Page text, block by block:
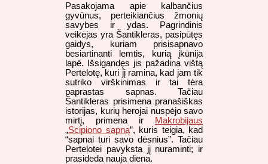
Pasakojama apie kalbančius
gyvūnus, perteikiančius žmonių
savybes ir ydas. Pagrindinis
veikėjas yra Šantikleras, pasipūtęs
gaidys, kuriam prisisapnavo
besiartinanti lemtis, kurią įkūnija
lapė. Išsigandęs jis pažadina vištą
Pertelotę, kuri jį ramina, kad jam tik
sutriko virškinimas ir tai tėra
paprastas sapnas. Tačiau
Šantikleras prisimena pranašiškas
istorijas, kurių herojai nuspėjo savo
mirtį, primena ir
Makrobijaus
„Scipiono sapną”, kuris teigia, kad
“sapnai turi savo dėsnius”. Tačiau
Pertelotei pavyksta jį nuraminti; ir
prasideda nauja diena.